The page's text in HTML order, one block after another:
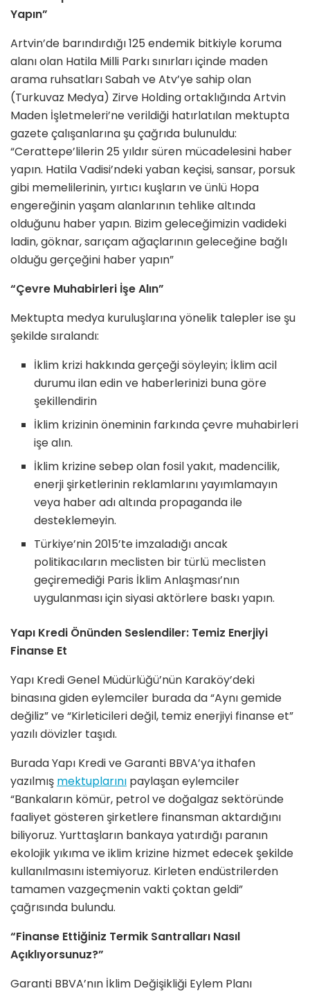
Yapın”
Artvin’de barındırdığı 125 endemik bitkiyle koruma
alanı olan Hatila Milli Parkı sınırları içinde maden
arama ruhsatları Sabah ve Atv’ye sahip olan
(Turkuvaz Medya) Zirve Holding ortaklığında Artvin
Maden İşletmeleri’ne verildiği hatırlatılan mektupta
gazete çalışanlarına şu çağrıda bulunuldu:
“Cerattepe’lilerin 25 yıldır süren mücadelesini haber
yapın. Hatila Vadisi’ndeki yaban keçisi, sansar, porsuk
gibi memelilerinin, yırtıcı kuşların ve ünlü Hopa
engereğinin yaşam alanlarının tehlike altında
olduğunu haber yapın. Bizim geleceğimizin vadideki
ladin, göknar, sarıçam ağaçlarının geleceğine bağlı
olduğu gerçeğini haber yapın”
“Çevre Muhabirleri İşe Alın”
Mektupta medya kuruluşlarına yönelik talepler ise şu
şekilde sıralandı:
İklim krizi hakkında gerçeği söyleyin; İklim acil
durumu ilan edin ve haberlerinizi buna göre
şekillendirin
İklim krizinin öneminin farkında çevre muhabirleri
işe alın.
İklim krizine sebep olan fosil yakıt, madencilik,
enerji şirketlerinin reklamlarını yayımlamayın
veya haber adı altında propaganda ile
desteklemeyin.
Türkiye’nin 2015’te imzaladığı ancak
politikacıların meclisten bir türlü meclisten
geçiremediği Paris İklim Anlaşması’nın
uygulanması için siyasi aktörlere baskı yapın.
Yapı Kredi Önünden Seslendiler: Temiz Enerjiyi
Finanse Et
Yapı Kredi Genel Müdürlüğü’nün Karaköy’deki
binasına giden eylemciler burada da “Aynı gemide
değiliz” ve “Kirleticileri değil, temiz enerjiyi finanse et”
yazılı dövizler taşıdı.
Burada Yapı Kredi ve Garanti BBVA’ya ithafen
yazılmış mektuplarını paylaşan eylemciler
“Bankaların kömür, petrol ve doğalgaz sektöründe
faaliyet gösteren şirketlere finansman aktardığını
biliyoruz. Yurttaşların bankaya yatırdığı paranın
ekolojik yıkıma ve iklim krizine hizmet edecek şekilde
kullanılmasını istemiyoruz. Kirleten endüstrilerden
tamamen vazgeçmenin vakti çoktan geldi”
çağrısında bulundu.
“Finanse Ettiğiniz Termik Santralları Nasıl
Açıklıyorsunuz?”
Garanti BBVA’nın İklim Değişikliği Eylem Planı